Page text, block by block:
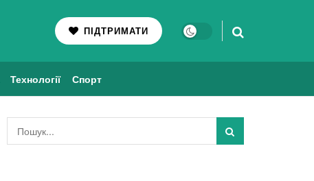
ПІДТРИМАТИ
Технології Спорт